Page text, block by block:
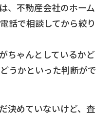
、不動産会社のホーム
話で相談してから絞り
ちゃんとしているかど
うかといった判断がで
決めていないけど、査